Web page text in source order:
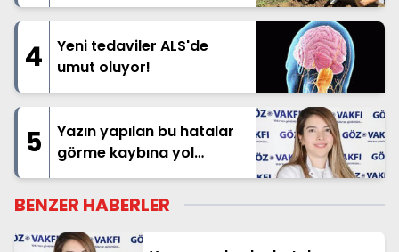
4
Yeni tedaviler ALS'de
umut oluyor!
5
Yazın yapılan bu hatalar
görme kaybına yol
açabilir!
BENZER HABERLER